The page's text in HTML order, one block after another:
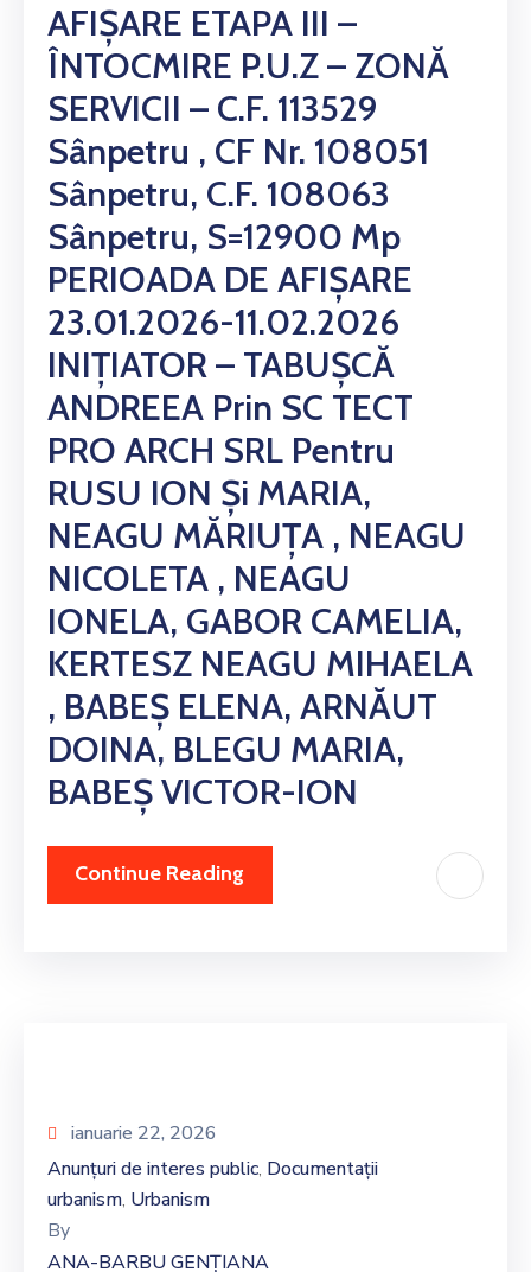
AFIȘARE ETAPA III –
ÎNTOCMIRE P.U.Z – ZONĂ
SERVICII – C.F. 113529
Sânpetru , CF Nr. 108051
Sânpetru, C.F. 108063
Sânpetru, S=12900 Mp
PERIOADA DE AFIȘARE
23.01.2026-11.02.2026
INIȚIATOR – TABUȘCĂ
ANDREEA Prin SC TECT
PRO ARCH SRL Pentru
RUSU ION Și MARIA,
NEAGU MĂRIUȚA , NEAGU
NICOLETA , NEAGU
IONELA, GABOR CAMELIA,
KERTESZ NEAGU MIHAELA
, BABEȘ ELENA, ARNĂUT
DOINA, BLEGU MARIA,
BABEȘ VICTOR-ION
Continue Reading
ianuarie 22, 2026
Anunțuri de interes public‚ Documentații
urbanism‚ Urbanism
By
ANA-BARBU GENȚIANA